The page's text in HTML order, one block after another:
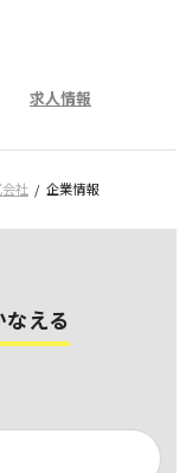
求人情報
社 企業情報
える